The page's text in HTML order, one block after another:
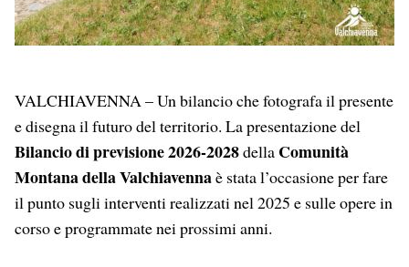
VALCHIAVENNA – Un bilancio che fotografa il presente
e disegna il futuro del territorio. La presentazione del
Bilancio di previsione 2026-2028della Comunità
Montana della Valchiavennaè stata l’occasione per fare
il punto sugli interventi realizzati nel 2025 e sulle opere in
corso e programmate nei prossimi anni.